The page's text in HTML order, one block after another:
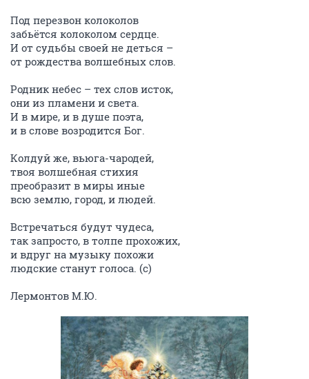
Под перезвон колоколов
забьётся колоколом сердце.
И от судьбы своей не деться –
от рождества волшебных слов.
Родник небес – тех слов исток,
они из пламени и света.
И в мире, и в душе поэта,
и в слове возродится Бог.
Колдуй же, вьюга-чародей,
твоя волшебная стихия
преобразит в миры иные
всю землю, город, и людей.
Встречаться будут чудеса,
так запросто, в толпе прохожих,
и вдруг на музыку похожи
людские станут голоса. (с)
Лермонтов М.Ю.